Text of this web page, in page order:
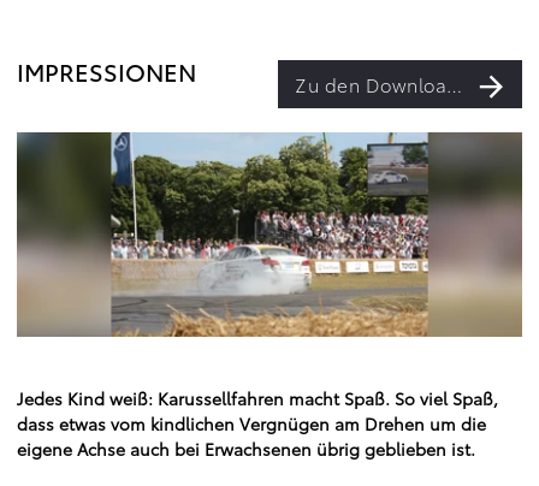
IMPRESSIONEN Zu den Downloads
Jedes Kind weiß: Karussellfahren macht Spaß. So viel Spaß,
dass etwas vom kindlichen Vergnügen am Drehen um die
eigene Achse auch bei Erwachsenen übrig geblieben ist.